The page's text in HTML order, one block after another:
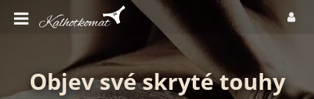
Objev své skryté touhy